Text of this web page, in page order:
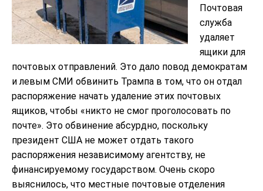
Почтовая
служба
удаляет
ящики для
почтовых отправлений. Это дало повод демократам
и левым СМИ обвинить Трампа в том, что он отдал
распоряжение начать удаление этих почтовых
ящиков, чтобы «никто не смог проголосовать по
почте». Это обвинение абсурдно, поскольку
президент США не может отдать такого
распоряжения независимому агентству, не
финансируемому государством. Очень скоро
выяснилось, что местные почтовые отделения